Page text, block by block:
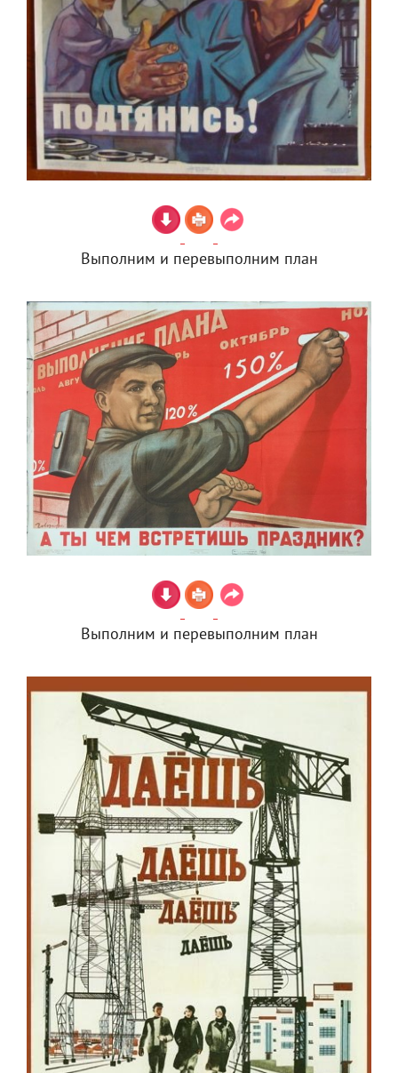
Выполним и перевыполним план
Выполним и перевыполним план